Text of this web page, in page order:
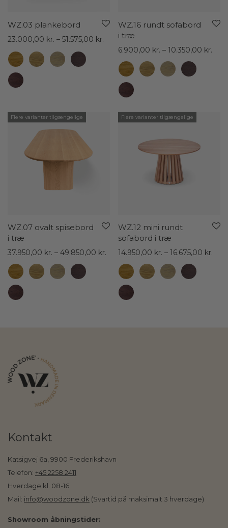
WZ.03 plankebord
23.000,00 kr. – 51.575,00 kr. Prisinterval:
23.000,00 kr.
51.575,00 kr.
WZ.16 rundt sofabord
i træ
6.900,00 kr. – 10.350,00 kr.
Flere varianter tilgængelige
WZ.07 ovalt spisebord
i træ
37.950,00 kr. – 49.850,00 kr. Prisinterval:
37.950,00 kr.
49.850,00 kr.
Flere varianter tilgængelige
WZ.12 mini rundt
sofabord i træ
14.950,00 kr. – 16.675,00 kr.
Kontakt
Katsigvej 6a, 9900 Frederikshavn
Telefon: +45 2258 2411
Hverdage kl. 08-16
Mail: info@woodzone.dk (Svartid på maksimalt 3 hverdage)
Showroom åbningstider: